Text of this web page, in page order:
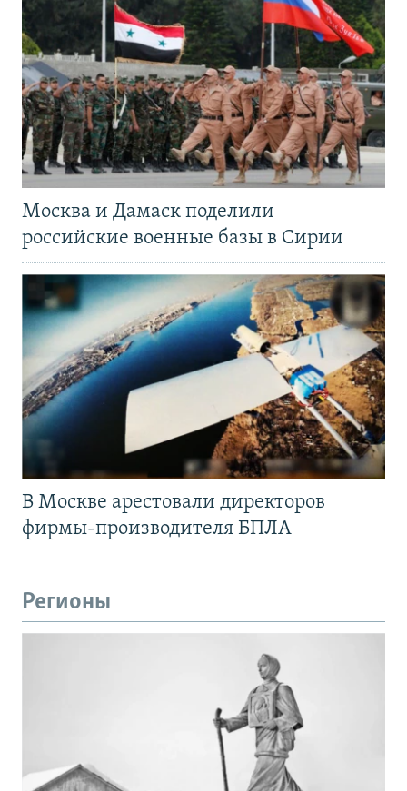
Москва и Дамаск поделили
российские военные базы в Сирии
В Москве арестовали директоров
фирмы-производителя БПЛА
Регионы